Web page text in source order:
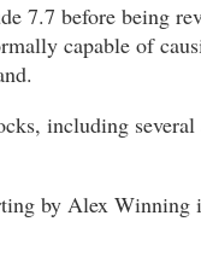
7.7 before being
capable of
including several
by Alex Winning